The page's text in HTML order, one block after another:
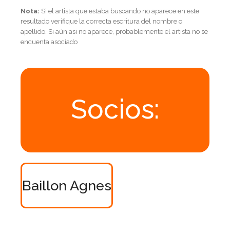
Nota: Si el artista que estaba buscando no aparece en este
resultado verifique la correcta escritura del nombre o
apellido. Si aún asi no aparece, probablemente el artista no se
encuenta asociado
Socios:
Baillon Agnes